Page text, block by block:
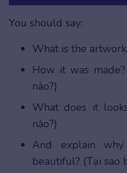
You should say:
What is the
How it was
nào?)
What does it
nào?)
And explain
beautiful? (Tại sao